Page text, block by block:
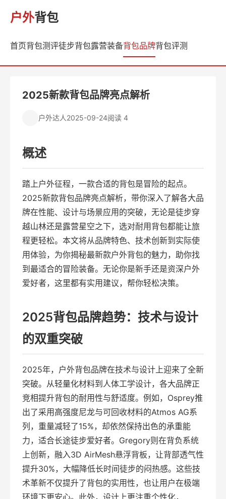
户外背包
首页背包测评徒步背包露营装备背包品牌背包评测
2025新款背包品牌亮点解析
户外达人2025-09-24阅读 4
概述
踏上户外征程，一款合适的背包是冒险的起点。
2025新款背包品牌亮点解析，带你深入了解各大品
牌在性能、设计与场景应用的突破，无论是徒步穿
越山林还是露营星空之下，选对耐用背包都能让旅
程更轻松。本文将从品牌特色、技术创新到实际使
用体验，为你揭秘最新款户外背包的魅力，助你找
到最适合的冒险装备。无论你是新手还是资深户外
爱好者，这里都有实用建议，帮你轻松决策。
2025背包品牌趋势：技术与设计
的双重突破
2025年，户外背包品牌在技术与设计上迎来了全新
突破。从轻量化材料到人体工学设计，各大品牌正
竞相提升背包的耐用性与舒适度。例如，Osprey推
出了采用高强度尼龙与可回收材料的Atmos AG系
列，重量减轻了15%，却依然保持出色的承重能
力，适合长途徒步爱好者。Gregory则在背负系统
上创新，融入3D AirMesh悬浮背板，让背部透气性
提升30%，大幅降低长时间徒步的闷热感。这些技
术革新不仅提升了背包的实用性，也让用户在极端
环境下更安心。此外，设计上更注重个性化，